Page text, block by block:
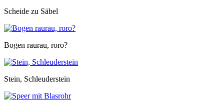
Scheide zu Säbel
Bogen raurau, roro?
Stein, Schleuderstein